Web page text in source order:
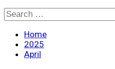
Skip
to
content
Search
for:
Home
2025
April